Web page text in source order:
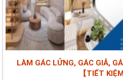
LÀM GÁC LỬNG, GÁC GIẢ,
【TIẾT